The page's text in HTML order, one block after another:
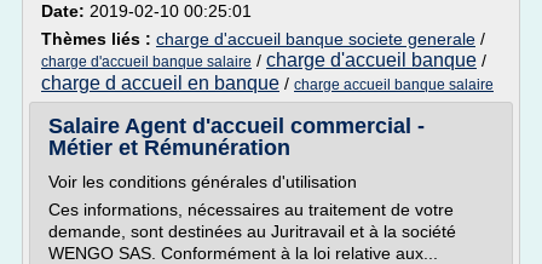
Date: 2019-02-10 00:25:01
Thèmes liés : charge d'accueil banque societe generale /
charge d'accueil banque salaire / charge d'accueil banque /
charge d accueil en banque / charge accueil banque salaire
Salaire Agent d'accueil commercial -
Métier et Rémunération
Voir les conditions générales d'utilisation
Ces informations, nécessaires au traitement de votre
demande, sont destinées au Juritravail et à la société
WENGO SAS. Conformément à la loi relative aux...